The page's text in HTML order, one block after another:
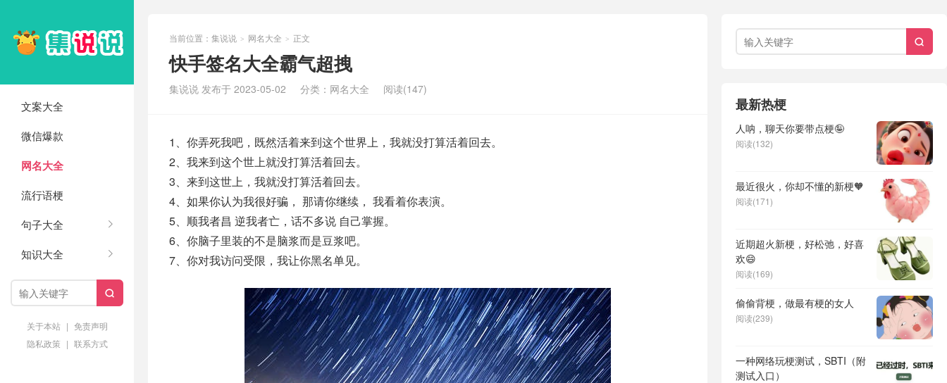
文案大全
微信爆款
网名大全
流行语梗
句子大全
知识大全

关于本站 | 免责声明
隐私政策 | 联系方式
当前位置： 集说说 > 网名大全 > 正文
快手签名大全霸气超拽
集说说 发布于 2023-05-02 分类： 网名大全 阅读(147)
1、你弄死我吧，既然活着来到这个世界上，我就没打算活着回去。
2、我来到这个世上就没打算活着回去。
3、来到这世上，我就没打算活着回去。
4、如果你认为我很好骗， 那请你继续， 我看着你表演。
5、顺我者昌 逆我者亡，话不多说 自己掌握。
6、你脑子里装的不是脑浆而是豆浆吧。
7、你对我访问受限，我让你黑名单见。

最新热梗
人呐，聊天你要带点梗🤪
阅读(132)
最近很火，你却不懂的新梗🧡
阅读(171)
近期超火新梗，好松弛，好喜
欢😄
阅读(169)
偷偷背梗，做最有梗的女人
阅读(239)
一种网络玩梗测试，SBTI（附
测试入口）